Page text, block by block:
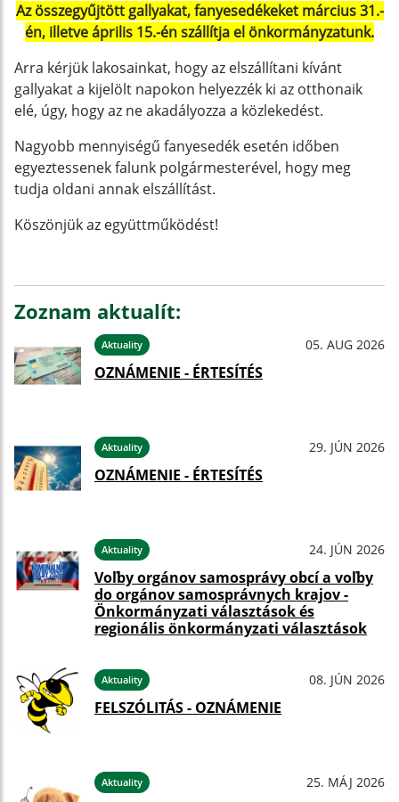
Az összegyűjtött gallyakat, fanyesedékeket március 31.-
én, illetve április 15.-én szállítja el önkormányzatunk.
Arra kérjük lakosainkat, hogy az elszállítani kívánt
gallyakat a kijelölt napokon helyezzék ki az otthonaik
elé, úgy, hogy az ne akadályozza a közlekedést.
Nagyobb mennyiségű fanyesedék esetén időben
egyeztessenek falunk polgármesterével, hogy meg
tudja oldani annak elszállítást.
Köszönjük az együttműködést!
Zoznam aktualít:
Aktuality 05. AUG 2026
OZNÁMENIE - ÉRTESÍTÉS
Aktuality 29. JÚN 2026
OZNÁMENIE - ÉRTESÍTÉS
Aktuality 24. JÚN 2026
Voľby orgánov samosprávy obcí a voľby
do orgánov samosprávnych krajov -
Önkormányzati választások és
regionális önkormányzati választások
Aktuality 08. JÚN 2026
FELSZÓLITÁS - OZNÁMENIE
Aktuality 25. MÁJ 2026